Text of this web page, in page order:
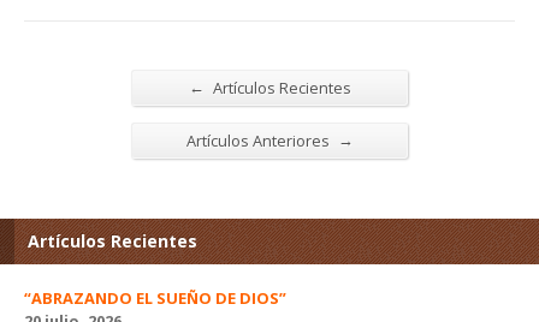
← Artículos Recientes
Artículos Anteriores →
Artículos Recientes
“ABRAZANDO EL SUEÑO DE DIOS”